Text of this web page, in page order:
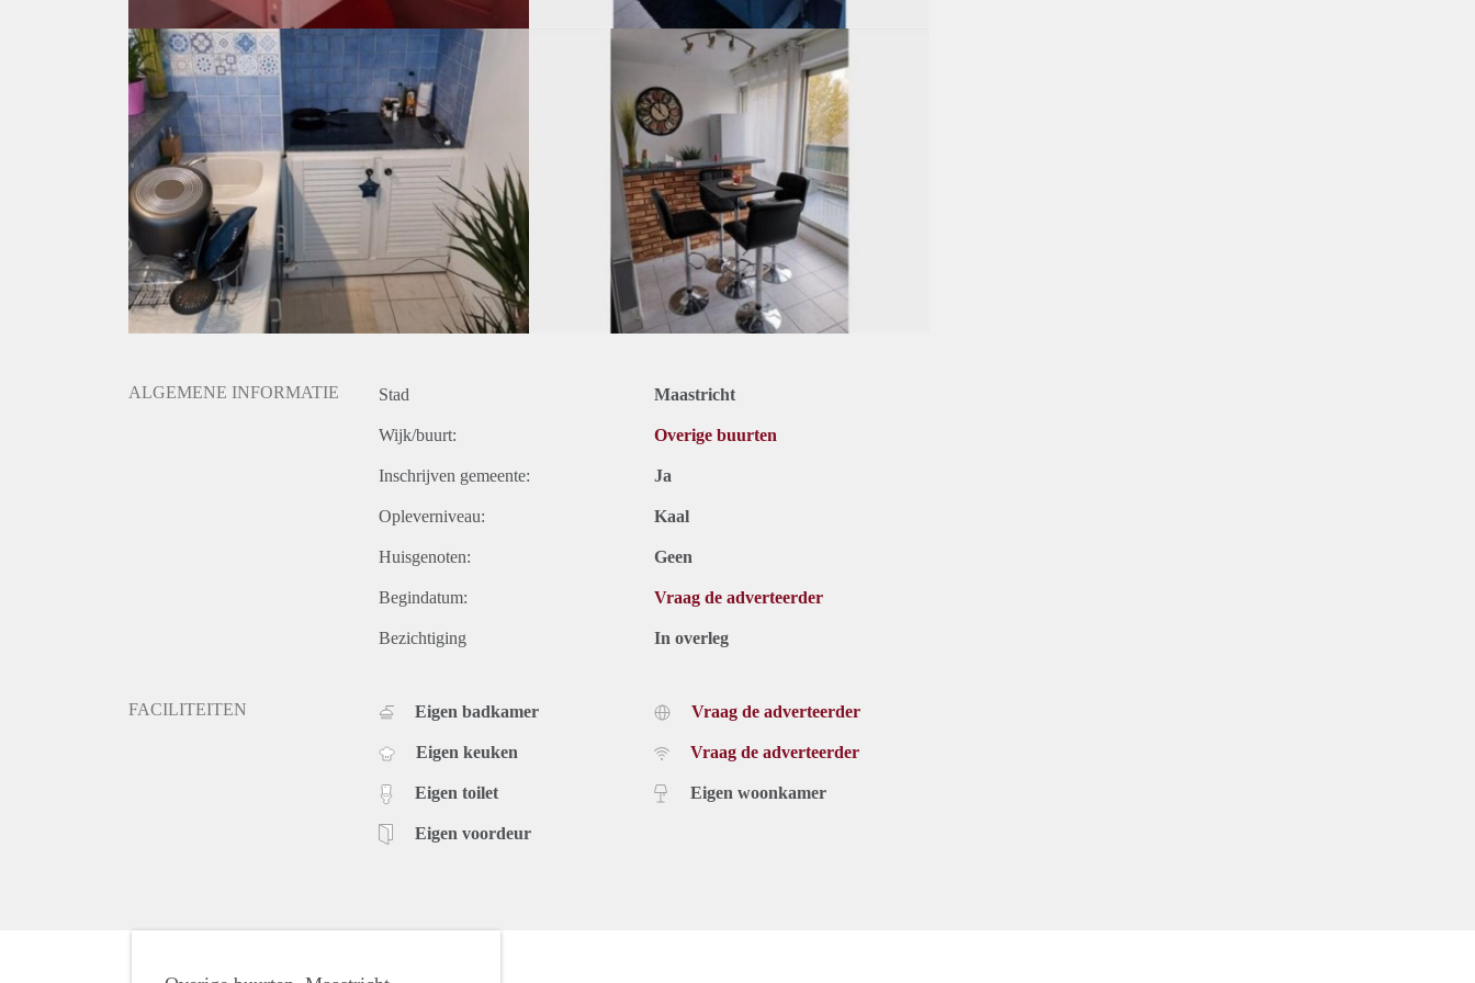
ALGEMENE INFORMATIE Stad Maastricht
Wijk/buurt: Overige buurten
Inschrijven gemeente: Ja
Opleverniveau: Kaal
Huisgenoten: Geen
Begindatum: Vraag de adverteerder
Bezichtiging In overleg
FACILITEITEN Eigen badkamer
Eigen keuken
Eigen toilet
Eigen voordeur
Vraag de adverteerder
Vraag de adverteerder
Eigen woonkamer